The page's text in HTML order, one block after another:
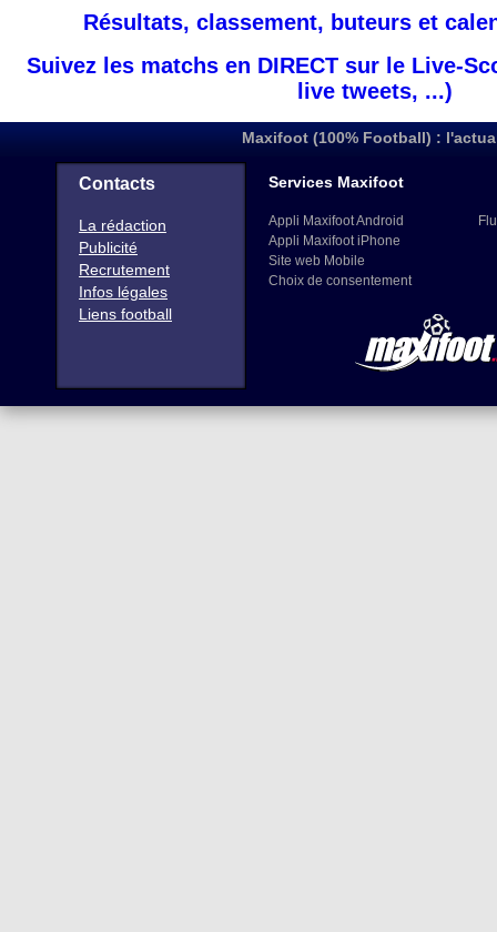
Résultats, classement, buteurs et
Suivez les matchs en DIRECT sur le Live-
live tweets, ...)
Maxifoot (100% Football) :
Contacts
La rédaction
Publicité
Recrutement
Infos légales
Liens football
Services Maxifoot
Appli Maxifoot Android
Appli Maxifoot iPhone
Site web Mobile
Choix de consentement